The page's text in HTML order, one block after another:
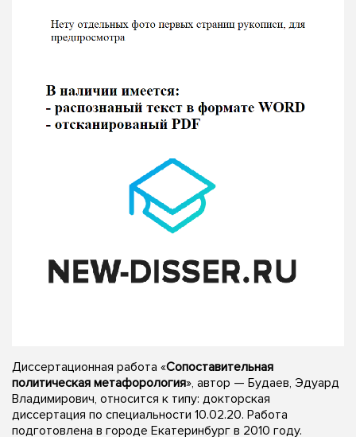
Диссертационная работа «Сопоставительная
политическая метафорология», автор — Будаев, Эдуард
Владимирович, относится к типу: докторская
диссертация по специальности 10.02.20. Работа
подготовлена в городе Екатеринбург в 2010 году.